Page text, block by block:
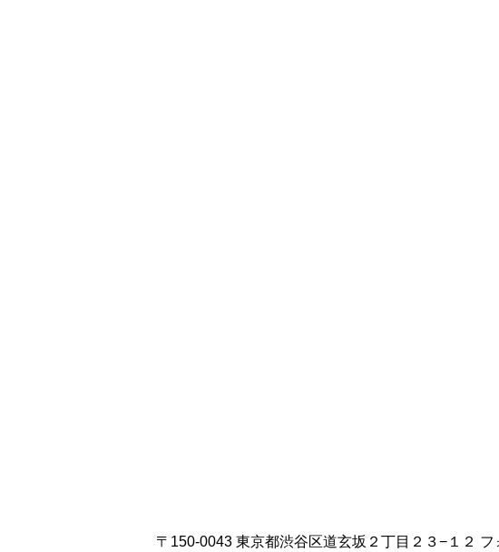
〒150-0043 東京都渋谷区道玄坂２丁目２３−１２